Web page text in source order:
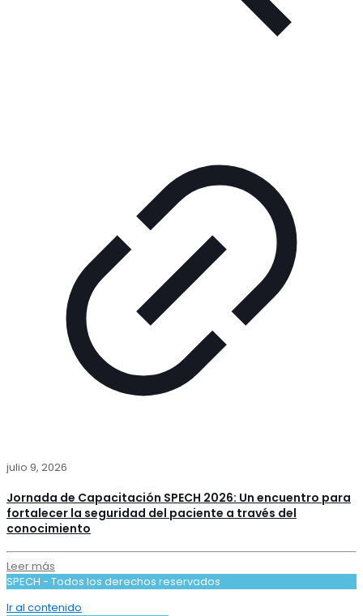
julio 9, 2026
Jornada de Capacitación SPECH 2026: Un encuentro para
fortalecer la seguridad del paciente a través del
conocimiento
Leer más
SPECH - Todos los derechos reservados
Ir al contenido